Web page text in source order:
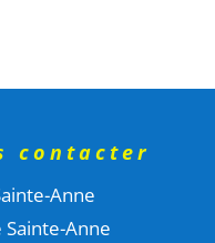
contacter
Anne
Sainte-Anne